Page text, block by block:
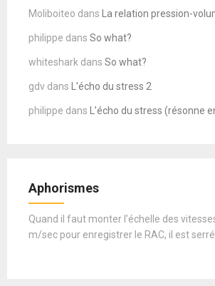
Moliboiteo dans La relation pression-
philippe dans So what?
whiteshark dans So what?
gdv dans L’écho du stress 2
philippe dans L’écho du stress (résonne
Aphorismes
Quand il faut monter l’échelle des
m/sec pour enregistrer le RAC, il est serré.